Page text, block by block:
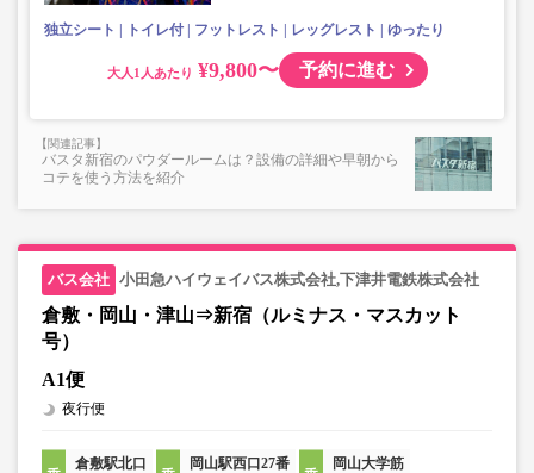
独立シート トイレ付 フットレスト レッグレスト ゆったり
大人 ¥9,800〜 予約に進む
バスタ新宿のパウダールームは？設備の詳細や早朝から
コテを使う方法を紹介
小田急ハイウェイバス株式会社,下津井電鉄株式会社
倉敷・岡山・津山⇒新宿（ルミナス・マスカット
号）
A1便
夜行便
倉敷駅北口
岡山駅西口27番
岡山大学筋